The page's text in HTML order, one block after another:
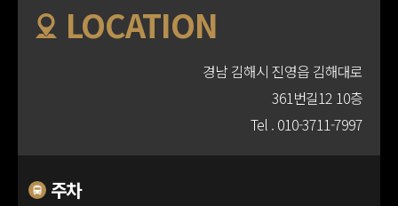
LOCATION
경남 김해시 진영읍 김해대로
361번길12 10층
Tel . 010-3711-7997
주차